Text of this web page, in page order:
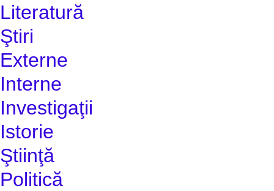
Literatură
Ştiri
Externe
Interne
Investigaţii
Istorie
Ştiinţă
Politică